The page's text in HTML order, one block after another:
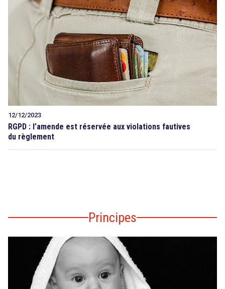
12/12/2023
RGPD : l’amende est réservée aux violations fautives
du règlement
Principes